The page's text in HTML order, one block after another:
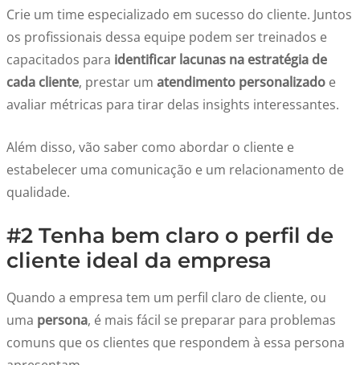
Crie um time especializado em sucesso do cliente. Juntos
os profissionais dessa equipe podem ser treinados e
capacitados para identificar lacunas na estratégia de
cada cliente, prestar um atendimento personalizado e
avaliar métricas para tirar delas insights interessantes.
Além disso, vão saber como abordar o cliente e
estabelecer uma comunicação e um relacionamento de
qualidade.
#2 Tenha bem claro o perfil de
cliente ideal da empresa
Quando a empresa tem um perfil claro de cliente, ou
uma persona, é mais fácil se preparar para problemas
comuns que os clientes que respondem à essa persona